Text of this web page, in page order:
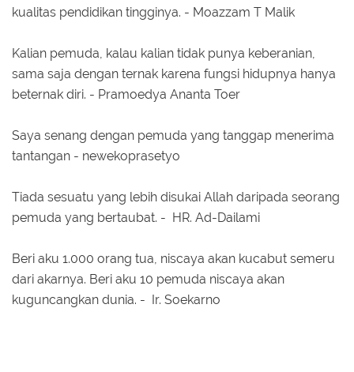
kualitas pendidikan tingginya. - Moazzam T Malik
Kalian pemuda, kalau kalian tidak punya keberanian,
sama saja dengan ternak karena fungsi hidupnya hanya
beternak diri. - Pramoedya Ananta Toer
Saya senang dengan pemuda yang tanggap menerima
tantangan - newekoprasetyo
Tiada sesuatu yang lebih disukai Allah daripada seorang
pemuda yang bertaubat. - HR. Ad-Dailami
Beri aku 1.000 orang tua, niscaya akan kucabut semeru
dari akarnya. Beri aku 10 pemuda niscaya akan
kuguncangkan dunia. - Ir. Soekarno